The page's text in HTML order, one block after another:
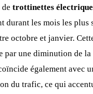
de trottinettes
durant les mois les plus
octobre et janvier.
par une diminution de la
également avec
du trafic, ce qui